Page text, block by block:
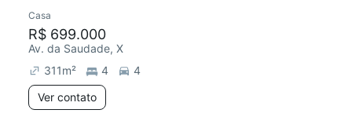
Casa
R$ 699.000
Av. da Saudade, X
311m² 4
4
Ver contato